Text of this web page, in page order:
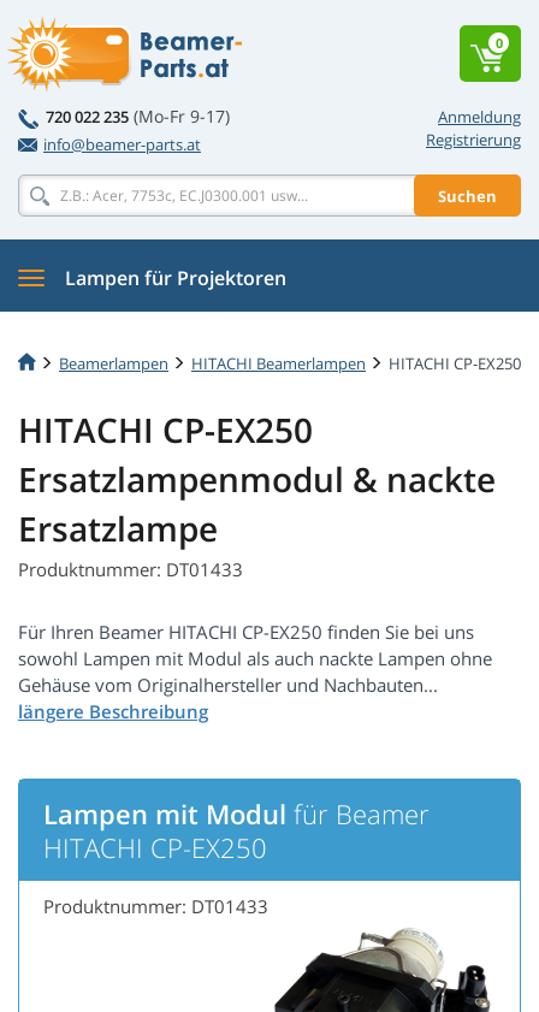
Anmeldung
Registrierung
720 022 235 (Mo-Fr 9-17)
info@beamer-parts.at
Suchen
0
Lampen für Projektoren
Beamerlampen HITACHI Beamerlampen HITACHI CP-EX250
HITACHI CP-EX250
Ersatzlampenmodul & nackte
Ersatzlampe
Produktnummer: DT01433
Für Ihren Beamer HITACHI CP-EX250 finden Sie bei uns
sowohl Lampen mit Modul als auch nackte Lampen ohne
Gehäuse vom Originalhersteller und Nachbauten...
Lampen mit Modul für Beamer
HITACHI CP-EX250
Produktnummer: DT01433